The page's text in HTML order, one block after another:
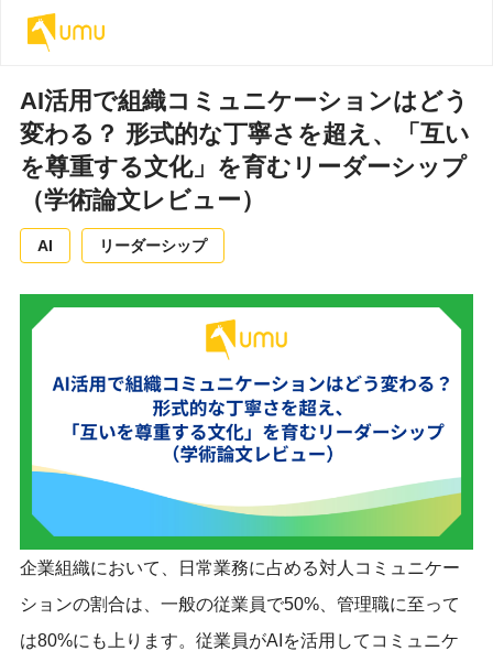
AI活用で組織コミュニケーションはどう
変わる？ 形式的な丁寧さを超え、「互い
を尊重する文化」を育むリーダーシップ
（学術論文レビュー）
AI リーダーシップ
企業組織において、日常業務に占める対人コミュニケー
ションの割合は、一般の従業員で50%、管理職に至って
は80%にも上ります。従業員がAIを活用してコミュニケ